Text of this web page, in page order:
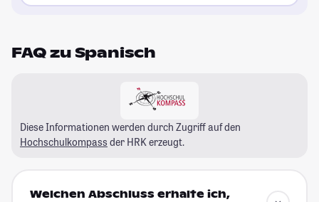
FAQ zu Spanisch
Diese Informationen werden durch Zugriff auf den
Hochschulkompass der HRK erzeugt.
Welchen Abschluss erhalte ich,